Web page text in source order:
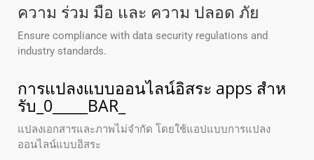
ความ ร่วม มือ และ ความ ปลอด ภัย
Ensure compliance with data security regulations and
industry standards.
การแปลงแบบออนไลน์อิสระ apps สําห
รับ_0_____BAR_
แปลงเอกสารและภาพไม่จํากัด โดยใช้แอปแบบการแปลง
ออนไลน์แบบอิสระ